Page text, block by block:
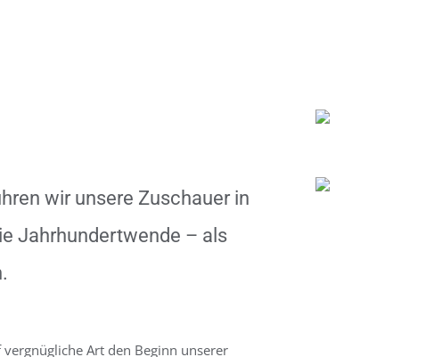
wir unsere Zuschauer in
Jahrhundertwende – als
Art den Beginn unserer